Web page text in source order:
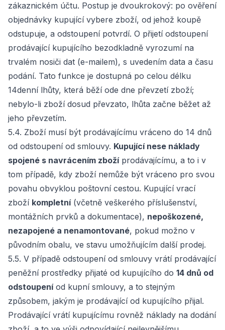
zákaznickém účtu. Postup je dvoukrokový: po ověření
objednávky kupující vybere zboží, od jehož koupě
odstupuje, a odstoupení potvrdí. O přijetí odstoupení
prodávající kupujícího bezodkladně vyrozumí na
trvalém nosiči dat (e-mailem), s uvedením data a času
podání. Tato funkce je dostupná po celou délku
14denní lhůty, která běží ode dne převzetí zboží;
nebylo-li zboží dosud převzato, lhůta začne běžet až
jeho převzetím.
5.4. Zboží musí být prodávajícímu vráceno do 14 dnů
od odstoupení od smlouvy. Kupující nese náklady
spojené s navrácením zbožíprodávajícímu, a to i v
tom případě, kdy zboží nemůže být vráceno pro svou
povahu obvyklou poštovní cestou. Kupující vrací
zboží kompletní(včetně veškerého příslušenství,
montážních prvků a dokumentace), nepoškozené,
nezapojené a nenamontované, pokud možno v
původním obalu, ve stavu umožňujícím další prodej.
5.5. V případě odstoupení od smlouvy vrátí prodávající
peněžní prostředky přijaté od kupujícího do 14 dnů od
odstoupeníod kupní smlouvy, a to stejným
způsobem, jakým je prodávající od kupujícího přijal.
Prodávající vrátí kupujícímu rovněž náklady na dodání